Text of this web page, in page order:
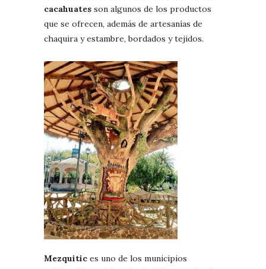
cacahuates son algunos de los productos
que se ofrecen, además de artesanías de
chaquira y estambre, bordados y tejidos.
Mezquitic es uno de los municipios